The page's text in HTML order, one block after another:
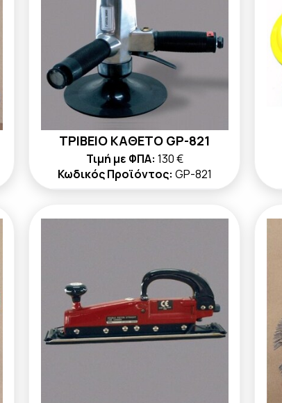
ΤΡΙΒΕΙΟ ΚΑΘΕΤΟ GP-821
Τιμή με ΦΠΑ: 130 €
Κωδικός Προϊόντος: GP-821